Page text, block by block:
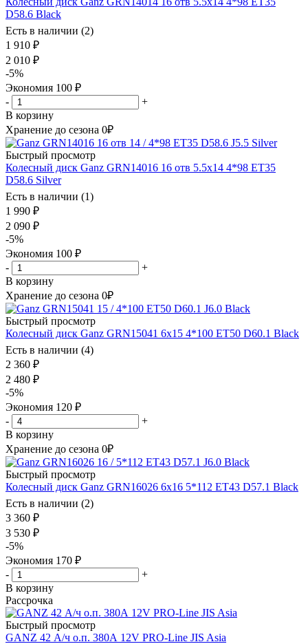
D58.6 Black
Есть в наличии (2)
1 910 ₽
2 010 ₽
-5%
Экономия 100 ₽
-
+
В корзину
Хранение до сезона 0₽
Быстрый просмотр
Колесный диск Ganz GRN14016 16 отв 5.5x14 4*98 ET35
D58.6 Silver
Есть в наличии (1)
1 990 ₽
2 090 ₽
-5%
Экономия 100 ₽
-
+
В корзину
Хранение до сезона 0₽
Быстрый просмотр
Колесный диск Ganz GRN15041 6x15 4*100 ET50 D60.1 Black
Есть в наличии (4)
2 360 ₽
2 480 ₽
-5%
Экономия 120 ₽
-
+
В корзину
Хранение до сезона 0₽
Быстрый просмотр
Колесный диск Ganz GRN16026 6x16 5*112 ET43 D57.1 Black
Есть в наличии (2)
3 360 ₽
3 530 ₽
-5%
Экономия 170 ₽
-
+
В корзину
Рассрочка
Быстрый просмотр
GANZ 42 А/ч о.п. 380А 12V PRO-Line JIS Asia